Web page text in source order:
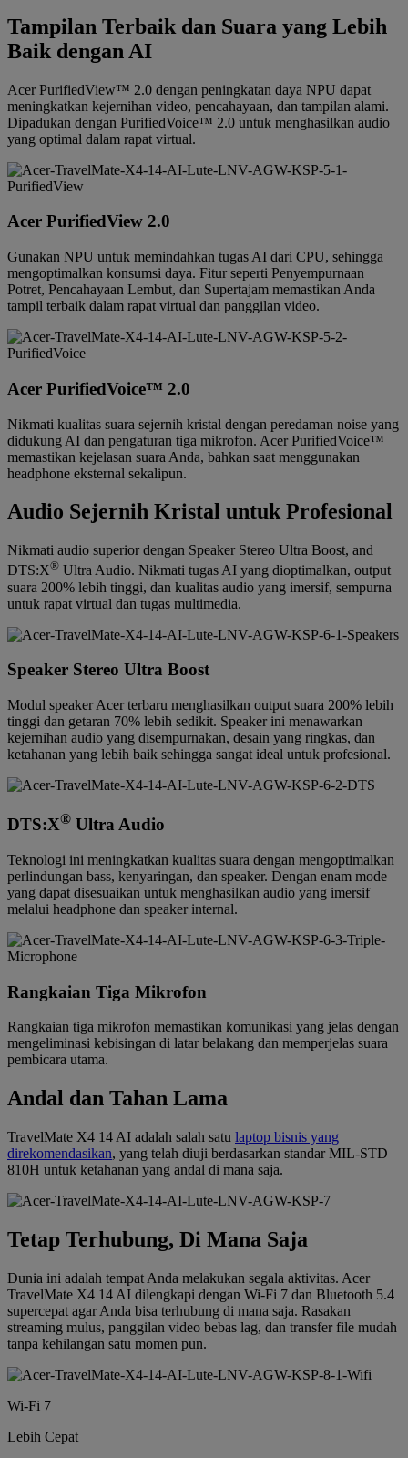
Tampilan Terbaik dan Suara yang Lebih
Baik dengan AI
Acer PurifiedView™ 2.0 dengan peningkatan daya NPU dapat
meningkatkan kejernihan video, pencahayaan, dan tampilan alami.
Dipadukan dengan PurifiedVoice™ 2.0 untuk menghasilkan audio
yang optimal dalam rapat virtual.
Acer PurifiedView 2.0
Gunakan NPU untuk memindahkan tugas AI dari CPU, sehingga
mengoptimalkan konsumsi daya. Fitur seperti Penyempurnaan
Potret, Pencahayaan Lembut, dan Supertajam memastikan Anda
tampil terbaik dalam rapat virtual dan panggilan video.
Acer PurifiedVoice™ 2.0
Nikmati kualitas suara sejernih kristal dengan peredaman noise yang
didukung AI dan pengaturan tiga mikrofon. Acer PurifiedVoice™
memastikan kejelasan suara Anda, bahkan saat menggunakan
headphone eksternal sekalipun.
Audio Sejernih Kristal untuk Profesional
Nikmati audio superior dengan Speaker Stereo Ultra Boost, and
DTS:X® Ultra Audio. Nikmati tugas AI yang dioptimalkan, output
suara 200% lebih tinggi, dan kualitas audio yang imersif, sempurna
untuk rapat virtual dan tugas multimedia.
Speaker Stereo Ultra Boost
Modul speaker Acer terbaru menghasilkan output suara 200% lebih
tinggi dan getaran 70% lebih sedikit. Speaker ini menawarkan
kejernihan audio yang disempurnakan, desain yang ringkas, dan
ketahanan yang lebih baik sehingga sangat ideal untuk profesional.
DTS:X® Ultra Audio
Teknologi ini meningkatkan kualitas suara dengan mengoptimalkan
perlindungan bass, kenyaringan, dan speaker. Dengan enam mode
yang dapat disesuaikan untuk menghasilkan audio yang imersif
melalui headphone dan speaker internal.
Rangkaian Tiga Mikrofon
Rangkaian tiga mikrofon memastikan komunikasi yang jelas dengan
mengeliminasi kebisingan di latar belakang dan memperjelas suara
pembicara utama.
Andal dan Tahan Lama
TravelMate X4 14 AI adalah salah satu laptop bisnis yang
direkomendasikan, yang telah diuji berdasarkan standar MIL-STD
810H untuk ketahanan yang andal di mana saja.
Tetap Terhubung, Di Mana Saja
Dunia ini adalah tempat Anda melakukan segala aktivitas. Acer
TravelMate X4 14 AI dilengkapi dengan Wi-Fi 7 dan Bluetooth 5.4
supercepat agar Anda bisa terhubung di mana saja. Rasakan
streaming mulus, panggilan video bebas lag, dan transfer file mudah
tanpa kehilangan satu momen pun.
Wi-Fi 7
Lebih Cepat